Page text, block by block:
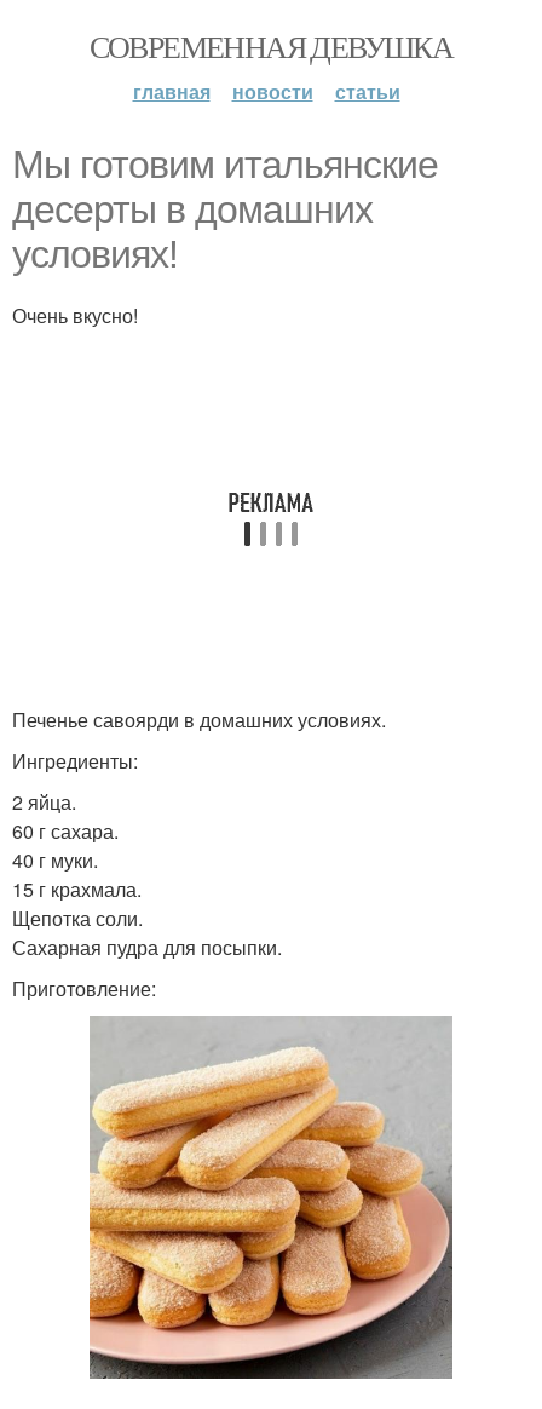
СОВРЕМЕННАЯ ДЕВУШКА
главная новости статьи
Мы готовим итальянские
десерты в домашних
условиях!
Очень вкусно!
Печенье савоярди в домашних условиях.
Ингредиенты:
2 яйца.
60 г сахара.
40 г муки.
15 г крахмала.
Щепотка соли.
Сахарная пудра для посыпки.
Приготовление: